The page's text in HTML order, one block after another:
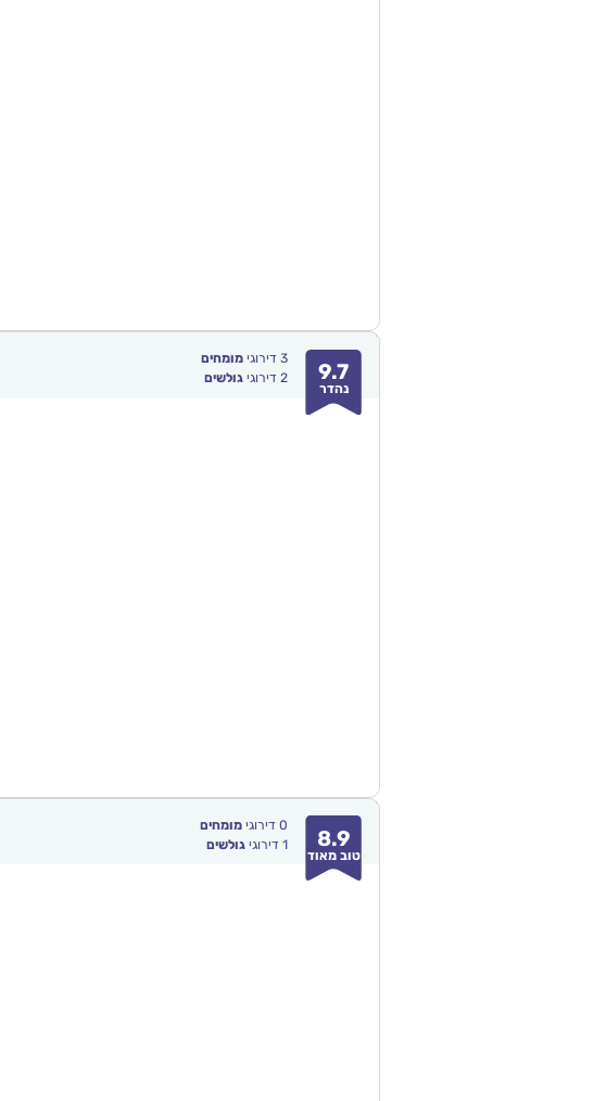
9.7
נהדר
3 דירוגימומחים
2 דירוגיגולשים
8.9
טוב מאוד
0 דירוגימומחים
1 דירוגיגולשים